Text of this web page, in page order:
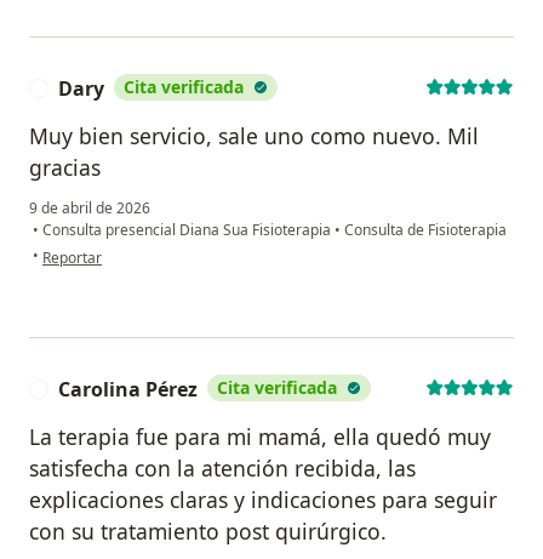
Dary Cita verificada
Muy bien servicio, sale uno como nuevo. Mil
gracias
9 de abril de 2026
• Consulta presencial Diana Sua Fisioterapia • Consulta de Fisioterapia
• en opinión del usuario Dary
Reportar
Carolina Pérez Cita verificada
La terapia fue para mi mamá, ella quedó muy
satisfecha con la atención recibida, las
explicaciones claras y indicaciones para seguir
con su tratamiento post quirúrgico.